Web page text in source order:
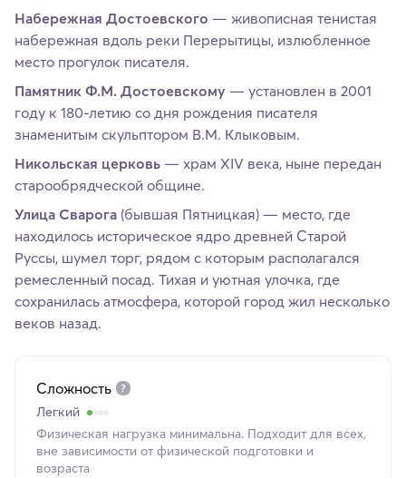
Набережная Достоевского — живописная тенистая
набережная вдоль реки Перерытицы, излюбленное
место прогулок писателя.
Памятник Ф.М. Достоевскому — установлен в 2001
году к 180-летию со дня рождения писателя
знаменитым скульптором В.М. Клыковым.
Никольская церковь — храм XIV века, ныне передан
старообрядческой общине.
Улица Сварога (бывшая Пятницкая) — место, где
находилось историческое ядро древней Старой
Руссы, шумел торг, рядом с которым располагался
ремесленный посад. Тихая и уютная улочка, где
сохранилась атмосфера, которой город жил несколько
веков назад.
Сложность
Легкий
Физическая нагрузка минимальна. Подходит для всех,
вне зависимости от физической подготовки и
возраста